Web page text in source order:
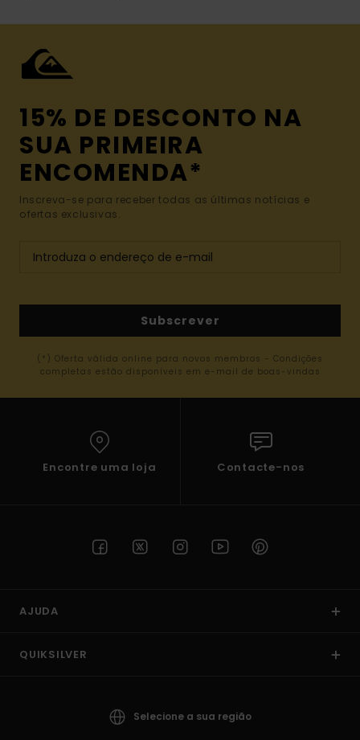
15% DE DESCONTO NA
SUA PRIMEIRA
ENCOMENDA*
Inscreva-se para receber todas as últimas notícias e
ofertas exclusivas.
Subscrever
(*) Oferta válida online para novos membros - Condições
completas estão disponíveis em e-mail de boas-vindas
Encontre uma loja Contacte-nos
AJUDA
QUIKSILVER
Selecione a sua região